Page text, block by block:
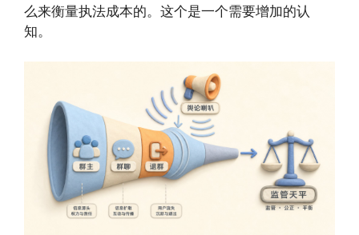
么来衡量执法成本的。这个是一个需要增加的认
知。